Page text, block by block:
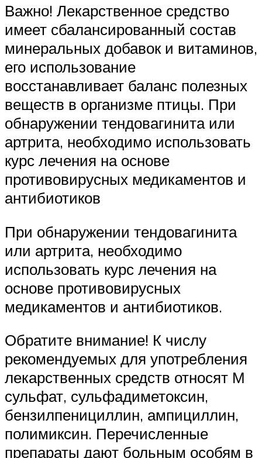
Важно! Лекарственное средство
имеет сбалансированный состав
минеральных добавок и витаминов,
его использование
восстанавливает баланс полезных
веществ в организме птицы. При
обнаружении тендовагинита или
артрита, необходимо использовать
курс лечения на основе
противовирусных медикаментов и
антибиотиков
При обнаружении тендовагинита
или артрита, необходимо
использовать курс лечения на
основе противовирусных
медикаментов и антибиотиков.
Обратите внимание! К числу
рекомендуемых для употребления
лекарственных средств относят М
сульфат, сульфадиметоксин,
бензилпенициллин, ампициллин,
полимиксин. Перечисленные
препараты дают больным особям в